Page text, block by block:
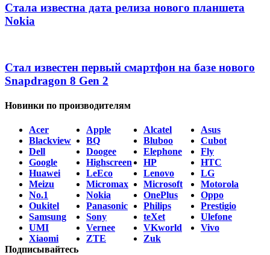
Стала известна дата релиза нового планшета
Nokia
Стал известен первый смартфон на базе нового
Snapdragon 8 Gen 2
Новинки по производителям
Acer Apple Alcatel
Asus
Blackview
BQ Bluboo
Cubot
Dell
Doogee Elephone
Fly
Google
Highscreen HP
HTC
Huawei
LeEco Lenovo
LG
Meizu
Micromax Microsoft
Motorola
No.1
Nokia OnePlus
Oppo
Oukitel
Panasonic Philips
Prestigio
Samsung
Sony teXet
Ulefone
UMI
Vernee VKworld
Vivo
Xiaomi
ZTE
Zuk
Подписывайтесь